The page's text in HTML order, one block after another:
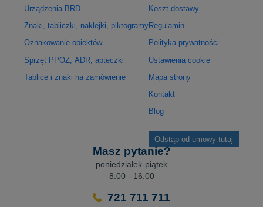
Urządzenia BRD
Znaki, tabliczki, naklejki, piktogramy
Oznakowanie obiektów
Sprzęt PPOŻ, ADR, apteczki
Tablice i znaki na zamówienie
Koszt dostawy
Regulamin
Polityka prywatności
Ustawienia cookie
Mapa strony
Kontakt
Blog
Odstąp od umowy tutaj
Masz pytanie?
poniedziałek-piątek
8:00 - 16:00
721 711 711